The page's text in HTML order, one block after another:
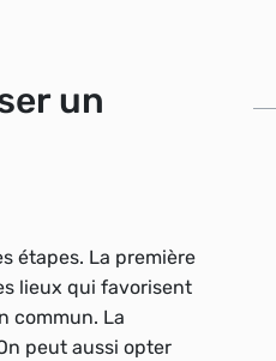
un
étapes. La première
lieux qui favorisent
commun. La
peut aussi opter